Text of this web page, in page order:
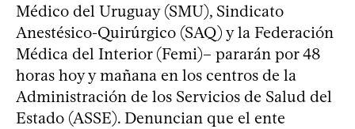
Médico del Uruguay (SMU), Sindicato
Anestésico-Quirúrgico (SAQ) y la Federación
Médica del Interior (Femi)– pararán por 48
horas hoy y mañana en los centros de la
Administración de los Servicios de Salud del
Estado (ASSE). Denuncian que el ente